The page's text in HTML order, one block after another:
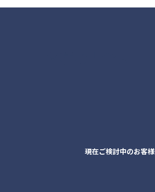
現在ご検討中のお客様